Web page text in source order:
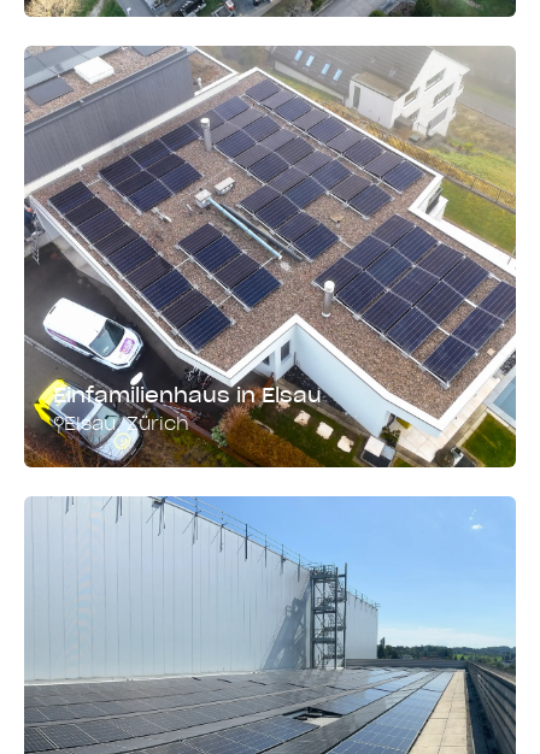
Montagesystem
Dach und Fassade
Leistung
352.6 kWp
Einfamilienhaus in Elsau
Elsau,Zürich
Montagesystem
Dach und Fassade